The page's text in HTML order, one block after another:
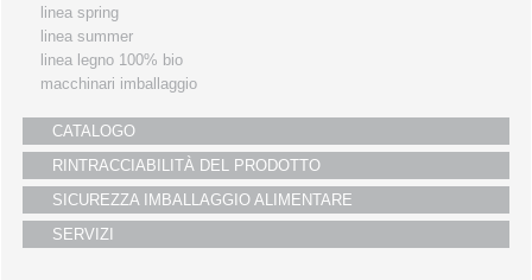
linea spring
linea summer
linea legno 100% bio
macchinari imballaggio
CATALOGO
RINTRACCIABILITÀ DEL PRODOTTO
SICUREZZA IMBALLAGGIO ALIMENTARE
SERVIZI